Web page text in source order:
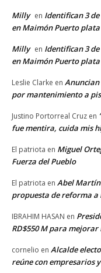
Milly en Identifican 3
en Maimón Puerto plata
Milly en Identifican 3
en Maimón Puerto plata
Leslie Clarke en
por mantenimiento a
Justino Portorreal Cruz en
fue mentira, cuida mis
El patriota en Miguel
Fuerza del Pueblo
El patriota en Abel
propuesta de reforma a
IBRAHIM HASAN en
RD$550 M para mejorar
cornelio en Alcalde
reúne con empresarios